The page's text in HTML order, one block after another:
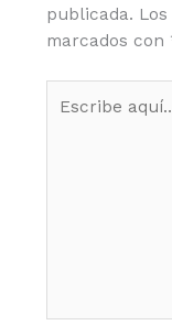
publicada.
marcados con
aquí...